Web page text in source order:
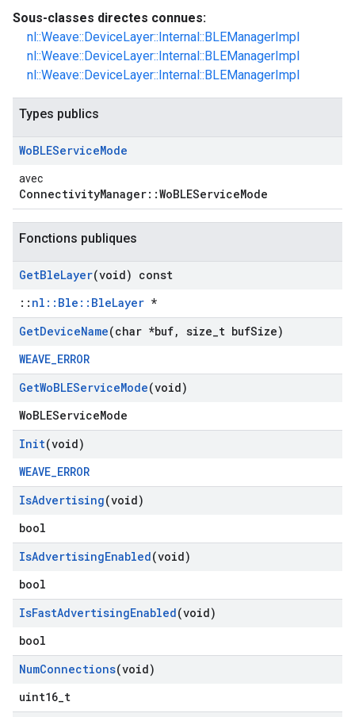
Sous-classes directes connues:
nl::Weave::DeviceLayer::Internal::BLEManagerImpl
nl::Weave::DeviceLayer::Internal::BLEManagerImpl
nl::Weave::DeviceLayer::Internal::BLEManagerImpl
Types publics
WoBLEServiceMode
avec
ConnectivityManager::WoBLEServiceMode
Fonctions publiques
GetBleLayer(void) const
:: nl::Ble::BleLayer *
GetDeviceName(char *buf, size t bufSize)
WEAVE_ERROR
GetWoBLEServiceMode(void)
WoBLEServiceMode
Init(void)
WEAVE_ERROR
IsAdvertising(void)
bool
IsAdvertisingEnabled(void)
bool
IsFastAdvertisingEnabled(void)
bool
NumConnections(void)
uint16_t